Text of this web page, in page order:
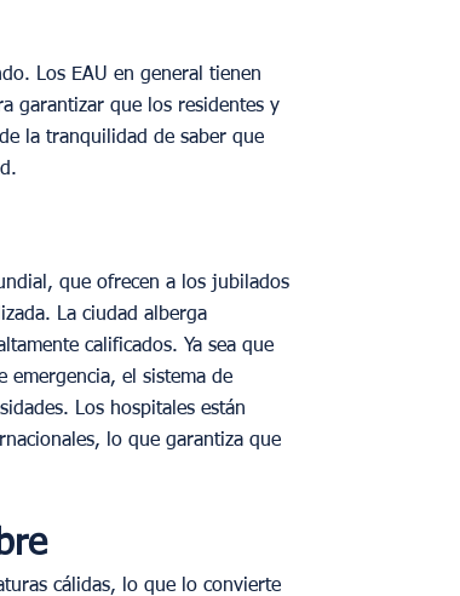
Los EAU en general tienen
garantizar que los residentes y
la tranquilidad de saber que
que ofrecen a los jubilados
La ciudad alberga
calificados. Ya sea que
emergencia, el sistema de
Los hospitales están
lo que garantiza que
cálidas, lo que lo convierte